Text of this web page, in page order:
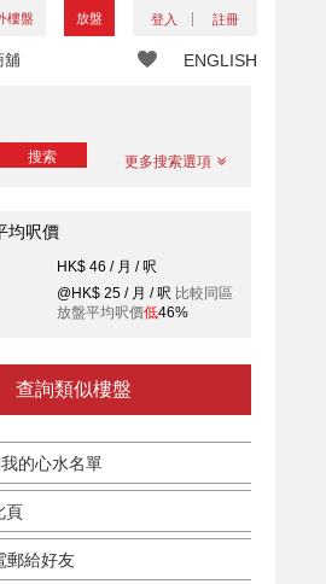
樓盤 放盤 登入 註冊
ENGLISH
舖
搜索 更多搜索選項
均呎價
HK$ 46 / 月 / 呎
@HK$ 25 / 月 / 呎 比較同區
放盤平均呎價低46%
查詢類似樓盤
的心水名單
頁
郵給好友